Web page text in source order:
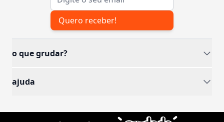
Quero receber!
o que grudar?
ajuda